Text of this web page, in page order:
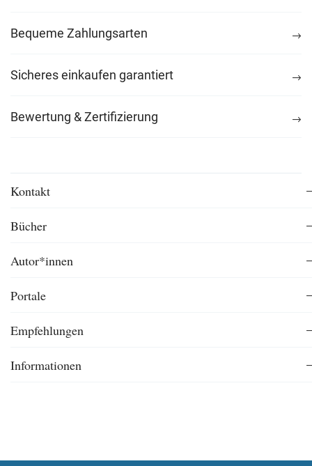
Bequeme Zahlungsarten
Sicheres einkaufen garantiert
Bewertung & Zertifizierung
Kontakt
Bücher
Autor*innen
Portale
Empfehlungen
Informationen